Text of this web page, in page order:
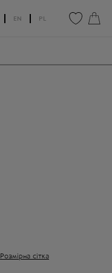
EN PL
Розмірна сітка